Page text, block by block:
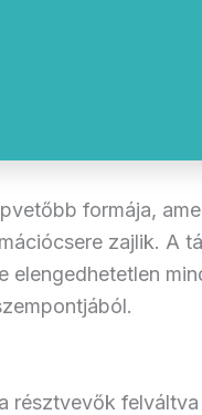
formája,
zajlik. A
elengedhetetlen
résztvevők